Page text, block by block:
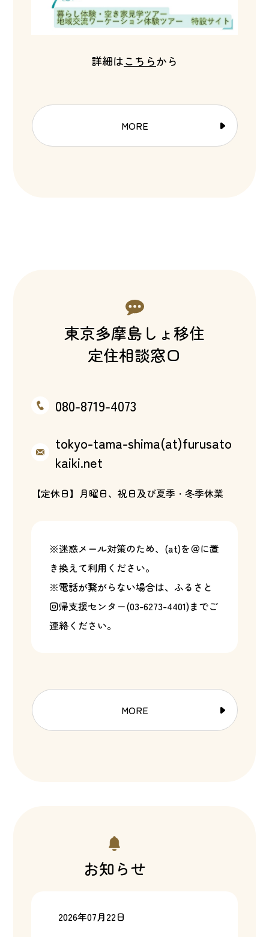
詳細はこちらから
MORE
東京多摩島しょ移住
定住相談窓口
080-8719-4073
tokyo-tama-shima(at)furusato
kaiki.net
【定休日】月曜日、祝日及び夏季・冬季休業
※迷惑メール対策のため、(at)を＠に置
き換えて利用ください。
※電話が繋がらない場合は、ふるさと
回帰支援センター(03-6273-4401)までご
連絡ください。
MORE
お知らせ
2026年07月22日